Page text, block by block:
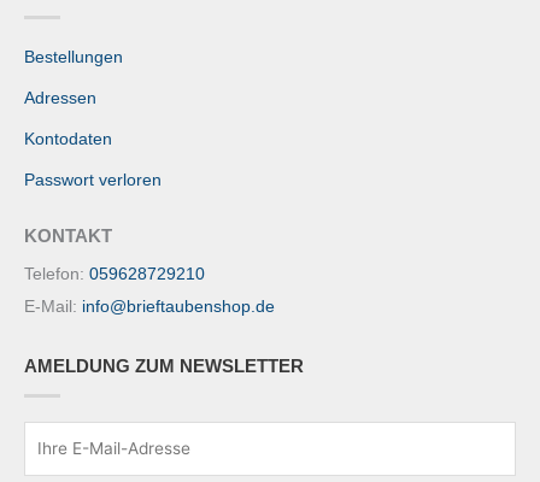
Bestellungen
Adressen
Kontodaten
Passwort verloren
KONTAKT
Telefon: 059628729210
E-Mail: info@brieftaubenshop.de
AMELDUNG ZUM NEWSLETTER